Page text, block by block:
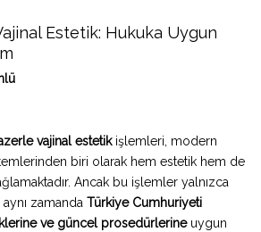
Estetik: Hukuka Uygun
vajinal estetikişlemleri, modern
biri olarak hem estetik hem de
Ancak bu işlemler yalnızca
zamanda Türkiye Cumhuriyeti
ve güncel prosedürlerineuygun